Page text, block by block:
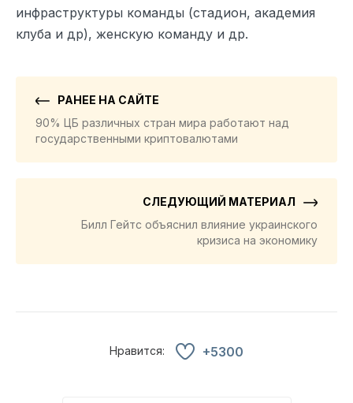
инфраструктуры команды (стадион, академия
клуба и др), женскую команду и др.
РАНЕЕ НА САЙТЕ
90% ЦБ различных стран мира работают над
государственными криптовалютами
СЛЕДУЮЩИЙ МАТЕРИАЛ
Билл Гейтс объяснил влияние украинского
кризиса на экономику
Нравится: +5300